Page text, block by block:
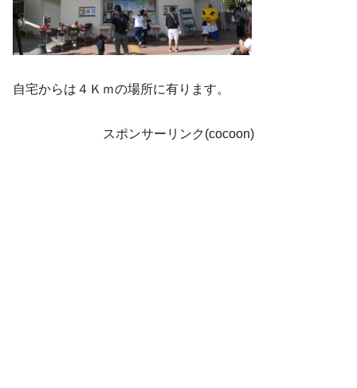
自宅からは４Ｋｍの場所に有ります。
スポンサーリンク(cocoon)